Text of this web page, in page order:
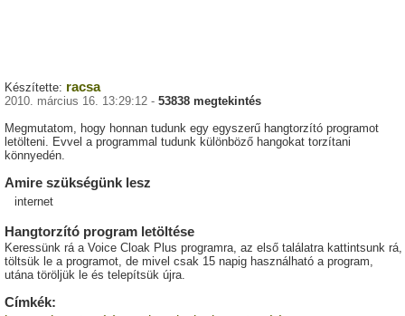
Készítette: racsa
2010. március 16. 13:29:12 - 53838 megtekintés
Megmutatom, hogy honnan tudunk egy egyszerű hangtorzító programot
letölteni. Evvel a programmal tudunk különböző hangokat torzítani
könnyedén.
Amire szükségünk lesz
internet
Hangtorzító program letöltése
Keressünk rá a Voice Cloak Plus programra, az első találatra kattintsunk rá,
töltsük le a programot, de mivel csak 15 napig használható a program,
utána töröljük le és telepítsük újra.
Címkék: